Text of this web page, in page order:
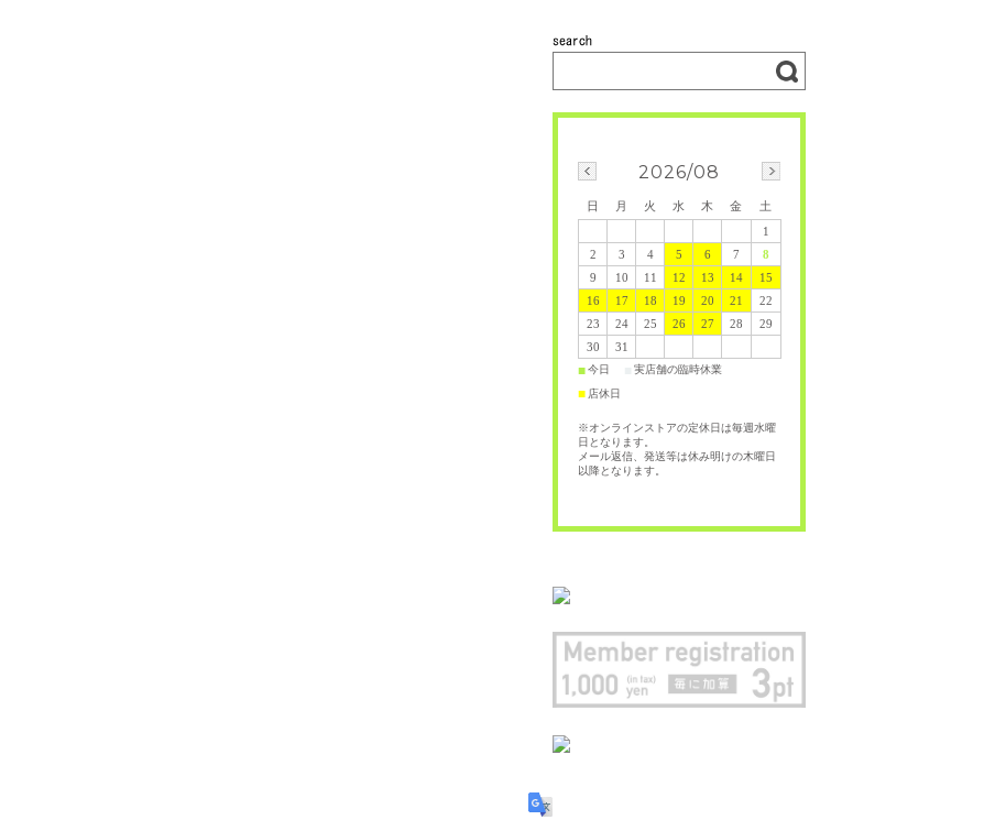
2026/08
日 月 火 水 木 金
土
1
2
3 4 5 6 7
8
9
10 11 12 13 14
15
16
17 18 19 20 21
22
23
24 25 26 27 28
29
30
31
■今日 実店舗の臨時休業
■ 店休日
※オンラインストアの定休日は毎週水曜
日となります。
メール返信、発送等は休み明けの木曜日
以降となります。